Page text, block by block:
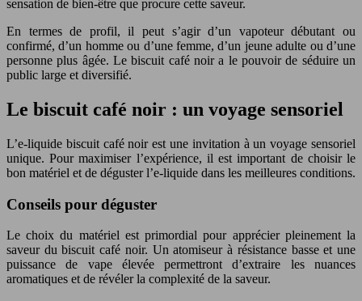
sensation de bien-être que procure cette saveur.
En termes de profil, il peut s’agir d’un vapoteur débutant ou
confirmé, d’un homme ou d’une femme, d’un jeune adulte ou d’une
personne plus âgée. Le biscuit café noir a le pouvoir de séduire un
public large et diversifié.
Le biscuit café noir : un voyage sensoriel
L’e-liquide biscuit café noir est une invitation à un voyage sensoriel
unique. Pour maximiser l’expérience, il est important de choisir le
bon matériel et de déguster l’e-liquide dans les meilleures conditions.
Conseils pour déguster
Le choix du matériel est primordial pour apprécier pleinement la
saveur du biscuit café noir. Un atomiseur à résistance basse et une
puissance de vape élevée permettront d’extraire les nuances
aromatiques et de révéler la complexité de la saveur.